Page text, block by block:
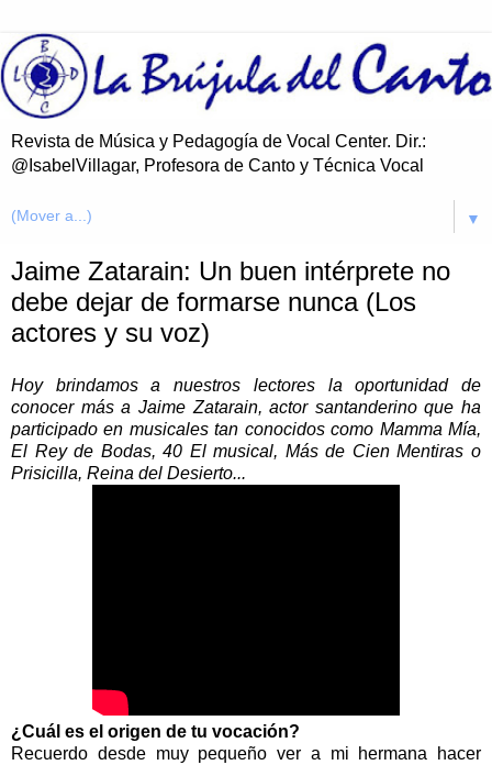
Revista de Música y Pedagogía de Vocal Center. Dir.:
@IsabelVillagar, Profesora de Canto y Técnica Vocal
▼
Jaime Zatarain: Un buen intérprete no
debe dejar de formarse nunca (Los
actores y su voz)
Hoy brindamos a nuestros lectores la oportunidad de
conocer más a Jaime Zatarain, actor santanderino que ha
participado en musicales tan conocidos como Mamma Mía,
El Rey de Bodas, 40 El musical, Más de Cien Mentiras o
Prisicilla, Reina del Desierto...
¿Cuál es el origen de tu vocación?
Recuerdo desde muy pequeño ver a mi hermana hacer